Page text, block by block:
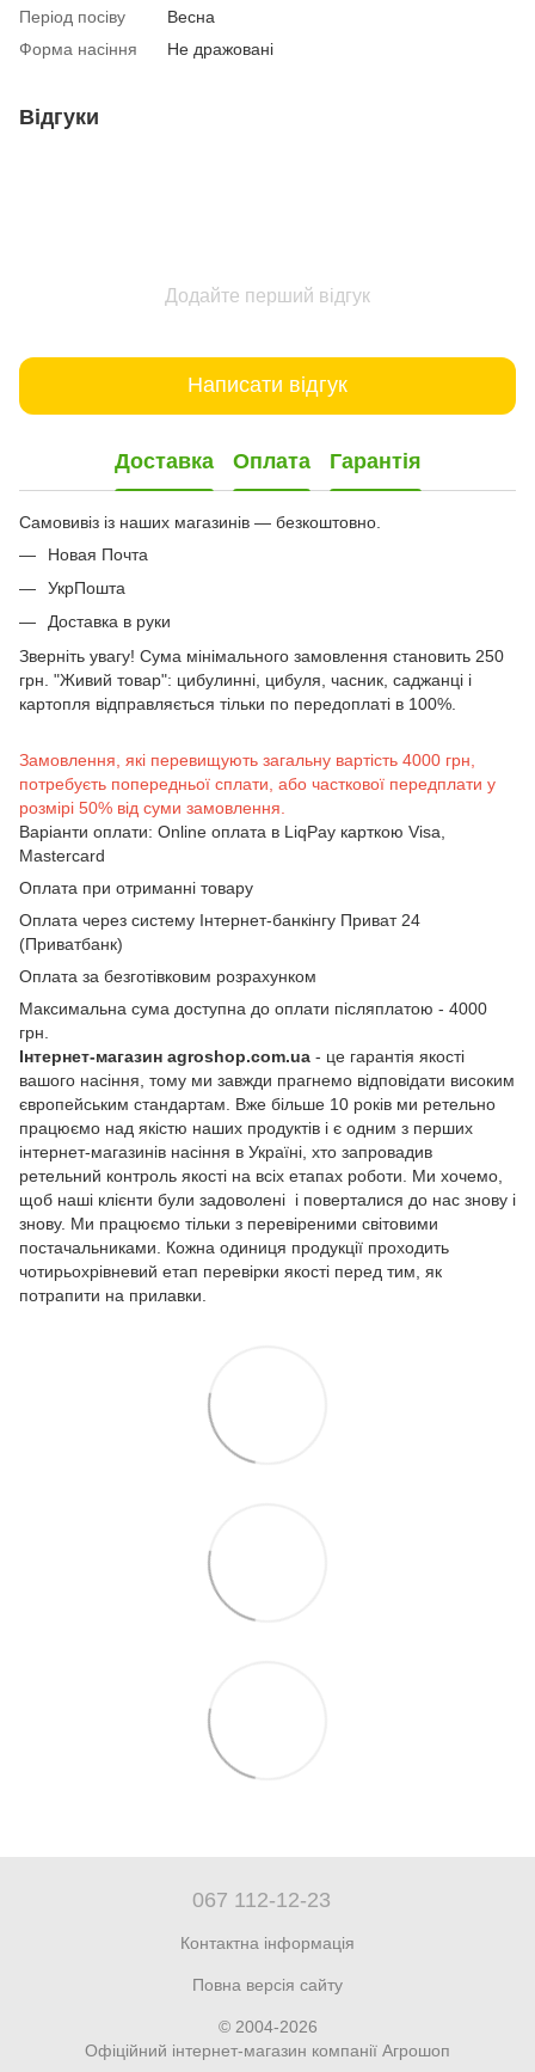
Період посіву
Весна
Форма насіння
Не дражовані
Відгуки
Додайте перший відгук
Написати відгук
Доставка Оплата Гарантія
Самовивіз із наших магазинів — безкоштовно.
Новая Почта
УкрПошта
Доставка в руки
Зверніть увагу! Сума мінімального замовлення становить 250
грн. "Живий товар": цибулинні, цибуля, часник, саджанці і
картопля відправляється тільки по передоплаті в 100%.
Замовлення, які перевищують загальну вартість 4000 грн,
потребуєть попередньої сплати, або часткової передплати у
розмірі 50% від суми замовлення.
Варіанти оплати: Online оплата в LiqPay карткою Visa,
Mastercard
Оплата при отриманні товару
Оплата через систему Інтернет-банкінгу Приват 24
(Приватбанк)
Оплата за безготівковим розрахунком
Максимальна сума доступна до оплати післяплатою - 4000
грн.
Інтернет-магазин agroshop.com.ua - це гарантія якості
вашого насіння, тому ми завжди прагнемо відповідати високим
європейським стандартам. Вже більше 10 років ми ретельно
працюємо над якістю наших продуктів і є одним з перших
інтернет-магазинів насіння в Україні, хто запровадив
ретельний контроль якості на всіх етапах роботи. Ми хочемо,
щоб наші клієнти були задоволені і поверталися до нас знову і
знову. Ми працюємо тільки з перевіреними світовими
постачальниками. Кожна одиниця продукції проходить
чотирьохрівневий етап перевірки якості перед тим, як
потрапити на прилавки.
067 112-12-23
Контактна інформація
Повна версія сайту
© 2004-2026
Офіційний інтернет-магазин компанії Агрошоп